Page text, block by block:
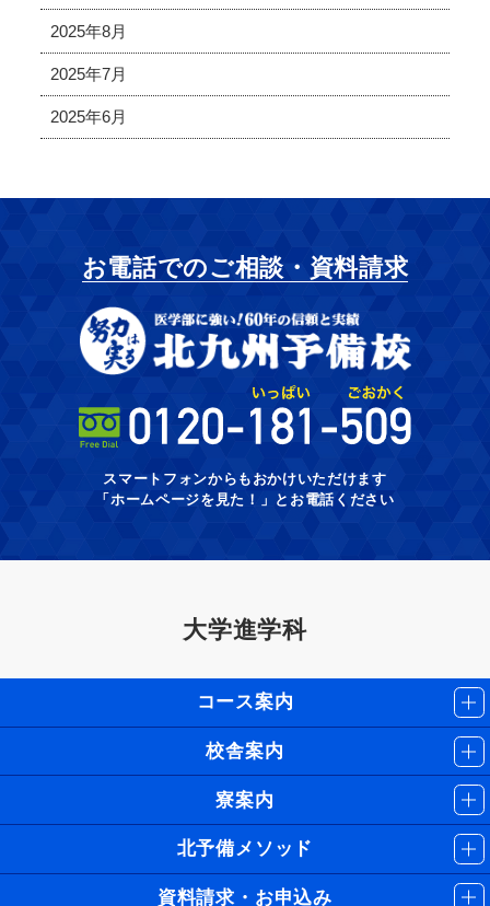
2025年8月
2025年7月
2025年6月
お電話でのご相談・資料請求
スマートフォンからもおかけいただけます
「ホームページを見た！」とお電話ください
大学進学科
コース案内
校舎案内
寮案内
北予備メソッド
資料請求・お申込み